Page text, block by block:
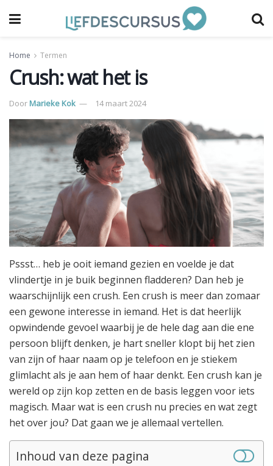
Home Termen
Crush: wat het is
DoorMarieke Kok 14 maart 2024
Pssst… heb je ooit iemand gezien en voelde je dat
vlindertje in je buik beginnen fladderen? Dan heb je
waarschijnlijk een crush. Een crush is meer dan zomaar
een gewone interesse in iemand. Het is dat heerlijk
opwindende gevoel waarbij je de hele dag aan die ene
persoon blijft denken, je hart sneller klopt bij het zien
van zijn of haar naam op je telefoon en je stiekem
glimlacht als je aan hem of haar denkt. Een crush kan je
wereld op zijn kop zetten en de basis leggen voor iets
magisch. Maar wat is een crush nu precies en wat zegt
het over jou? Dat gaan we je allemaal vertellen.
Inhoud van deze pagina